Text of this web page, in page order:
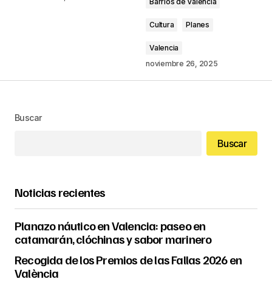
Cultura Planes
Valencia
noviembre 26, 2025
Buscar
Buscar
Noticias recientes
Planazo náutico en Valencia: paseo en
catamarán, clóchinas y sabor marinero
Recogida de los Premios de las Fallas 2026 en
València